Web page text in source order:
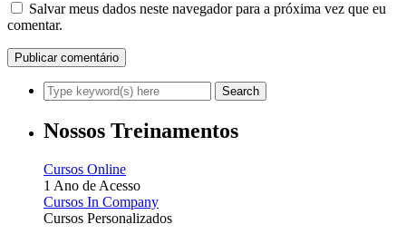
Salvar meus dados neste navegador para a próxima vez que eu
comentar.
Nossos Treinamentos
Cursos Online
1 Ano de Acesso
Cursos In Company
Cursos Personalizados